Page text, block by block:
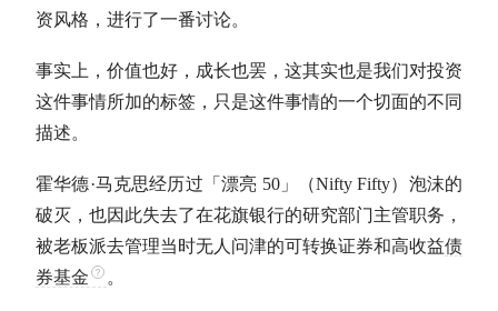
资风格，进行了一番讨论。
事实上，价值也好，成长也罢，这其实也是我们对投资
这件事情所加的标签，只是这件事情的一个切面的不同
描述。
霍华德·马克思经历过「漂亮 50」（Nifty Fifty）泡沫的
破灭，也因此失去了在花旗银行的研究部门主管职务，
被老板派去管理当时无人问津的可转换证券和高收益债
券基金
。